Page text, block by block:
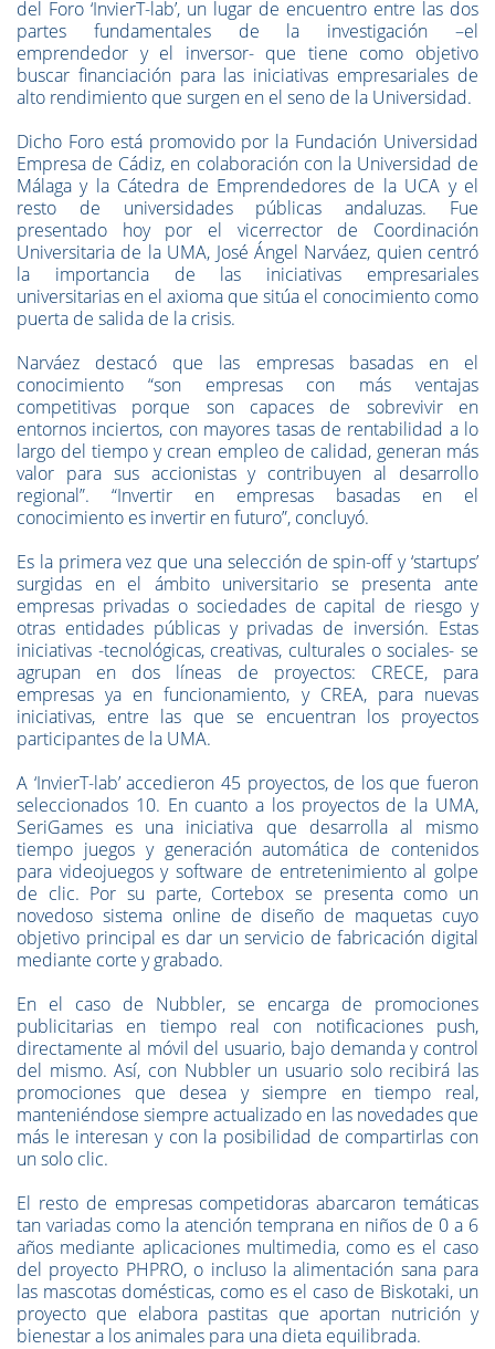
del Foro ‘InvierT-lab’, un lugar de encuentro entre las dos
partes fundamentales de la investigación –el
emprendedor y el inversor- que tiene como objetivo
buscar financiación para las iniciativas empresariales de
alto rendimiento que surgen en el seno de la Universidad.
Dicho Foro está promovido por la Fundación Universidad
Empresa de Cádiz, en colaboración con la Universidad de
Málaga y la Cátedra de Emprendedores de la UCA y el
resto de universidades públicas andaluzas. Fue
presentado hoy por el vicerrector de Coordinación
Universitaria de la UMA, José Ángel Narváez, quien centró
la importancia de las iniciativas empresariales
universitarias en el axioma que sitúa el conocimiento como
puerta de salida de la crisis.
Narváez destacó que las empresas basadas en el
conocimiento “son empresas con más ventajas
competitivas porque son capaces de sobrevivir en
entornos inciertos, con mayores tasas de rentabilidad a lo
largo del tiempo y crean empleo de calidad, generan más
valor para sus accionistas y contribuyen al desarrollo
regional”. “Invertir en empresas basadas en el
conocimiento es invertir en futuro”, concluyó.
Es la primera vez que una selección de spin-off y ‘startups’
surgidas en el ámbito universitario se presenta ante
empresas privadas o sociedades de capital de riesgo y
otras entidades públicas y privadas de inversión. Estas
iniciativas -tecnológicas, creativas, culturales o sociales- se
agrupan en dos líneas de proyectos: CRECE, para
empresas ya en funcionamiento, y CREA, para nuevas
iniciativas, entre las que se encuentran los proyectos
participantes de la UMA.
A ‘InvierT-lab’ accedieron 45 proyectos, de los que fueron
seleccionados 10. En cuanto a los proyectos de la UMA,
SeriGames es una iniciativa que desarrolla al mismo
tiempo juegos y generación automática de contenidos
para videojuegos y software de entretenimiento al golpe
de clic. Por su parte, Cortebox se presenta como un
novedoso sistema online de diseño de maquetas cuyo
objetivo principal es dar un servicio de fabricación digital
mediante corte y grabado.
En el caso de Nubbler, se encarga de promociones
publicitarias en tiempo real con notificaciones push,
directamente al móvil del usuario, bajo demanda y control
del mismo. Así, con Nubbler un usuario solo recibirá las
promociones que desea y siempre en tiempo real,
manteniéndose siempre actualizado en las novedades que
más le interesan y con la posibilidad de compartirlas con
un solo clic.
El resto de empresas competidoras abarcaron temáticas
tan variadas como la atención temprana en niños de 0 a 6
años mediante aplicaciones multimedia, como es el caso
del proyecto PHPRO, o incluso la alimentación sana para
las mascotas domésticas, como es el caso de Biskotaki, un
proyecto que elabora pastitas que aportan nutrición y
bienestar a los animales para una dieta equilibrada.